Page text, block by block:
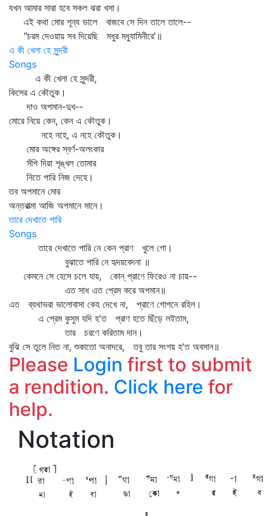
যখন আমার সারা হবে সকল ঝরা খসা।
এই কথা মোর শূন্য ডালে বাজবে সে দিন তালে তালে--
"চরম দেওয়ায় সব দিয়েছি মধুর মধুযামিনীরে'॥
এ কী খেলা হে সুন্দরী
Songs
এ কী খেলা হে সুন্দরী,
কিসের এ কৌতুক।
দাও অপমান-দুখ--
মোরে নিয়ে কেন, কেন এ কৌতুক।
নহে নহে, এ নহে কৌতুক।
মোর অঙ্গের স্বর্ণ-অলংকার
সঁপি দিয়া শৃঙ্খল তোমার
নিতে পারি নিজ দেহে।
তব অপমানে মোর
অন্তরাত্মা আজি অপমানে মানে।
তারে দেখাতে পারি
Songs
তারে দেখাতে পারি নে কেন প্রাণ খুলে গো।
বুঝাতে পারি নে হৃদয়বেদনা ॥
কেমনে সে হেসে চলে যায়, কোন্‌ প্রাণে ফিরেও না চায়--
এত সাধ এত প্রেম করে অপমান॥
এত ব্যথাভরা ভালোবাসা কেহ দেখে না, প্রাণে গোপনে রহিল।
এ প্রেম কুসুম যদি হ'ত প্রাণ হতে ছিঁড়ে লইতাম,
তার চরণে করিতাম দান।
বুঝি সে তুলে নিত না, শুকাতো অনাদরে, তবু তার সংশয় হ'ত অবসান॥
Please Login first to submit
a rendition. Click here for
help.
Notation